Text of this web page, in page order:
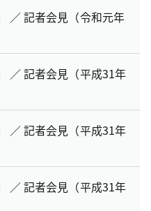
／ 記者会見（令和元年
／ 記者会見（平成31年
／ 記者会見（平成31年
／ 記者会見（平成31年